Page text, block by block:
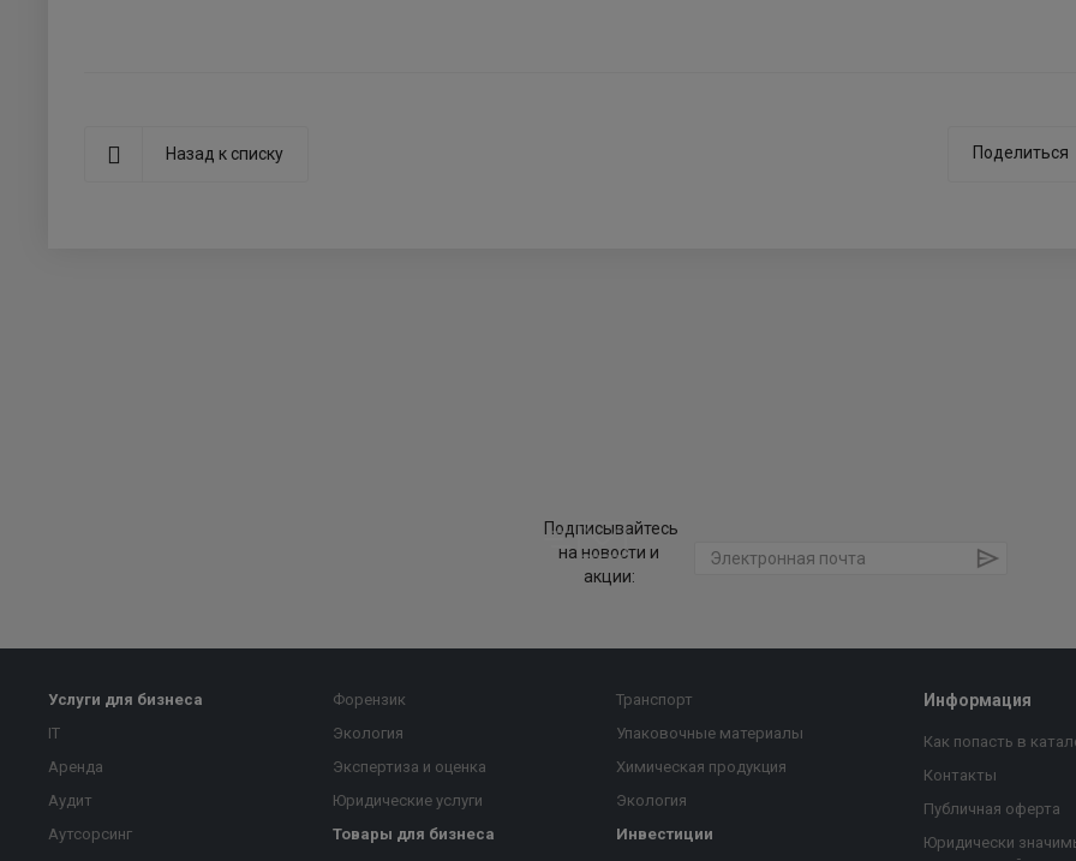
Поделиться
Назад к списку
Подписывайтесь
на новости и
акции:
Услуги для бизнеса
IT
Аренда
Аудит
Аутсорсинг
Форензик
Экология
Экспертиза и оценка
Юридические услуги
Товары для бизнеса
Транспорт
Упаковочные материалы
Химическая продукция
Экология
Инвестиции
Информация
Как попасть в
Контакты
Публичная оферта
Юридически